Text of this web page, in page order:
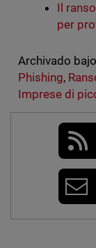
Il
per
Archivado
Phishing,
Imprese di